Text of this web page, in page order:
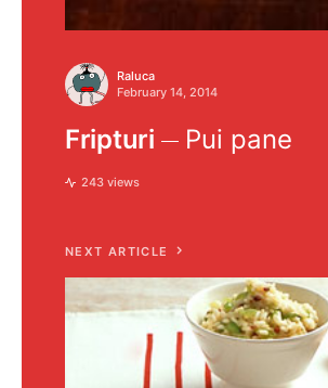
Raluca
February 14, 2014
Fripturi Pui pane
243 views
NEXT ARTICLE